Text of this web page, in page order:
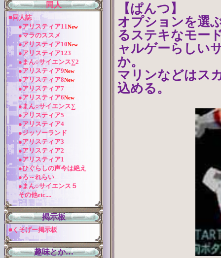
同人
■同人誌
●アリスティア11New
●マラのススメ
●アリスティア10New
●アリスティア123
●まん○サイエンス∑2
●アリスティア9New
●アリスティア8New
●アリスティア7
●アリスティア6New
●まん○サイエンス∑
●アリスティア5
●アリスティア4
●ジッソーランド
●アリスティア3
●アリスティア2
●アリスティア1
●ひぐらしの声今は絶え
●ろ～れらい
●まん○サイエンス５
その他etc....
掲示板
■くそげー掲示板
趣味とか…
【ぱんつ】
オプションを選
るステキなモー
ャルゲーらしい
か。
マリンなどはス
込める。